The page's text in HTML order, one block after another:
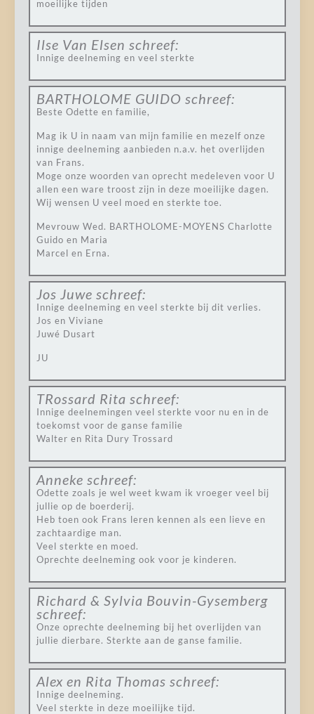
moeilijke tijden
Ilse Van Elsen schreef:
Innige deelneming en veel sterkte
BARTHOLOME GUIDO schreef:
Beste Odette en familie,
Mag ik U in naam van mijn familie en mezelf onze
innige deelneming aanbieden n.a.v. het overlijden
van Frans.
Moge onze woorden van oprecht medeleven voor U
allen een ware troost zijn in deze moeilijke dagen.
Wij wensen U veel moed en sterkte toe.
Mevrouw Wed. BARTHOLOME-MOYENS Charlotte
Guido en Maria
Marcel en Erna.
Jos Juwe schreef:
Innige deelneming en veel sterkte bij dit verlies.
Jos en Viviane
Juwé Dusart
JU
TRossard Rita schreef:
Innige deelnemingen veel sterkte voor nu en in de
toekomst voor de ganse familie
Walter en Rita Dury Trossard
Anneke schreef:
Odette zoals je wel weet kwam ik vroeger veel bij
jullie op de boerderij.
Heb toen ook Frans leren kennen als een lieve en
zachtaardige man.
Veel sterkte en moed.
Oprechte deelneming ook voor je kinderen.
Richard & Sylvia Bouvin-Gysemberg
schreef:
Onze oprechte deelneming bij het overlijden van
jullie dierbare. Sterkte aan de ganse familie.
Alex en Rita Thomas schreef:
Innige deelneming.
Veel sterkte in deze moeilijke tijd.